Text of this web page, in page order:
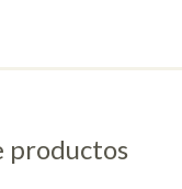
productos